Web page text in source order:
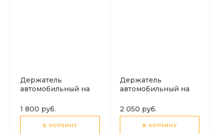
Держатель
автомобильный на
беспроводной
зарядкой, HW35,
HOCO,
1 800 руб.
В КОРЗИНУ
Держатель
автомобильный на
выдвижной c
беспроводной
зарядкой, HW34,
2 050 руб.
В КОРЗИНУ